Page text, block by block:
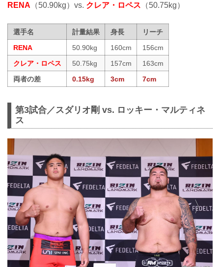
RENA （50.90kg）vs. クレア・ロペス （50.75kg）
選手名 計量結果 身長
リーチ
RENA
50.90kg 160cm
156cm
クレア・ロペス
50.75kg 157cm
163cm
両者の差
0.15kg 3cm 7cm
第3試合／スダリオ剛 vs. ロッキー・マルティネ
ス